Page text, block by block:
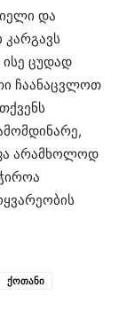
და
ცუდად
ჩაანაცვლოთ
არამხოლოდ
ქოთანი